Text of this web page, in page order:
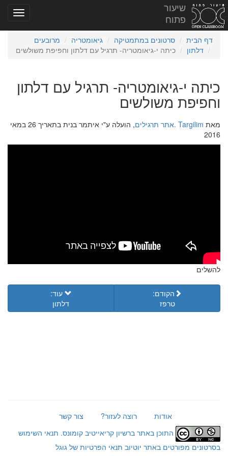
שיעור
פתוח
דף הבית סרטונים במתמטיקה גיאומטריה
מרובעים
דלתון
כיתה י-גיאומטריה- תרגיל עם דלתון וחפיפת משולשים
כיתה י-גיאומטריה- תרגיל עם דלתון
וחפיפת משולשים
מאת Targilim .אתר תרגילים
, הועלה ע"י איתמר בנית בתאריך 26 במאי
2016
להשלים
הקודם:
טרפז
עוד:
דלתון
אודות רוצה לעזור?
צור קשר
התוכן באתר ברשיון קריאייטיב קומונס. תנאי השימוש
בסרטונים מפורטים באתר יוטיוב תנאי הפרטיות של גוגל